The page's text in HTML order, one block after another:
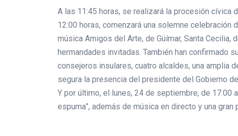
A las 11:45 horas, se realizará la procesión cívica
12:00 horas, comenzará una solemne
música Amigos del Arte, de Güímar, Santa
hermandades invitadas. También han confirmado
consejeros insulares, cuatro alcaldes, una amplia
segura la presencia del presidente del Gobierno
Y por último, el lunes, 24 de septiembre, de 17.00
espuma”, además de música en directo y una